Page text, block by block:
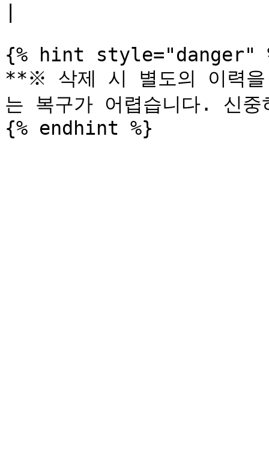
{% hint style="danger"
**※ 삭제 시 별도의 이력을
는 복구가 어렵습니다. 신